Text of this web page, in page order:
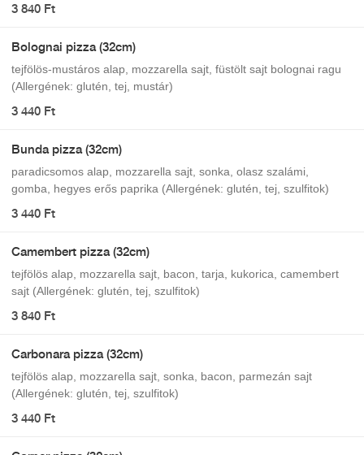
3 840 Ft
Bolognai pizza (32cm)
tejfölös-mustáros alap, mozzarella sajt, füstölt sajt bolognai ragu
(Allergének: glutén, tej, mustár)
3 440 Ft
Bunda pizza (32cm)
paradicsomos alap, mozzarella sajt, sonka, olasz szalámi,
gomba, hegyes erős paprika (Allergének: glutén, tej, szulfitok)
3 440 Ft
Camembert pizza (32cm)
tejfölös alap, mozzarella sajt, bacon, tarja, kukorica, camembert
sajt (Allergének: glutén, tej, szulfitok)
3 840 Ft
Carbonara pizza (32cm)
tejfölös alap, mozzarella sajt, sonka, bacon, parmezán sajt
(Allergének: glutén, tej, szulfitok)
3 440 Ft